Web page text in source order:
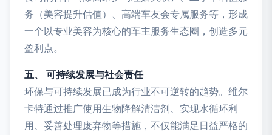
务（美容提升估值）、高端车友会专属服务等，形成
一个以专业美容为核心的车主服务生态圈，创造多元
盈利点。
五、 可持续发展与社会责任
环保与可持续发展已成为行业不可逆转的趋势。维尔
卡特通过推广使用生物降解清洁剂、实现水循环利
用、妥善处理废弃物等措施，不仅能满足日益严格的